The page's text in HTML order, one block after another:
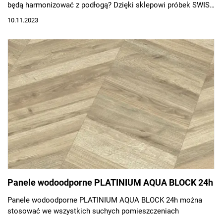
będą harmonizować z podłogą? Dzięki sklepowi próbek SWISS
KRONO, te pytania nie muszą już stanowić problemu.
10.11.2023
Panele wodoodporne PLATINIUM AQUA BLOCK 24h
Panele wodoodporne PLATINIUM AQUA BLOCK 24h można
stosować we wszystkich suchych pomieszczeniach